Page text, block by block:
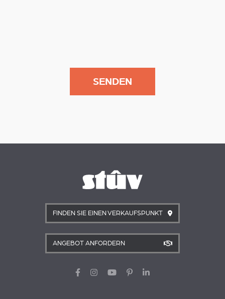
FINDEN SIE EINEN VERKAUFSPUNKT
ANGEBOT ANFORDERN